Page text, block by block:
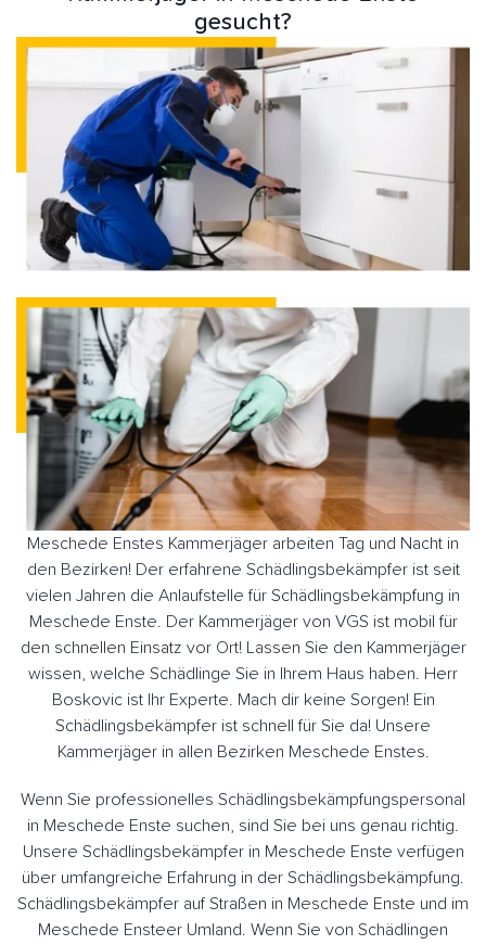
gesucht?
Meschede Enstes Kammerjäger arbeiten Tag und Nacht in
den Bezirken! Der erfahrene Schädlingsbekämpfer ist seit
vielen Jahren die Anlaufstelle für Schädlingsbekämpfung in
Meschede Enste. Der Kammerjäger von VGS ist mobil für
den schnellen Einsatz vor Ort! Lassen Sie den Kammerjäger
wissen, welche Schädlinge Sie in Ihrem Haus haben. Herr
Boskovic ist Ihr Experte. Mach dir keine Sorgen! Ein
Schädlingsbekämpfer ist schnell für Sie da! Unsere
Kammerjäger in allen Bezirken Meschede Enstes.
Wenn Sie professionelles Schädlingsbekämpfungspersonal
in Meschede Enste suchen, sind Sie bei uns genau richtig.
Unsere Schädlingsbekämpfer in Meschede Enste verfügen
über umfangreiche Erfahrung in der Schädlingsbekämpfung.
Schädlingsbekämpfer auf Straßen in Meschede Enste und im
Meschede Ensteer Umland. Wenn Sie von Schädlingen